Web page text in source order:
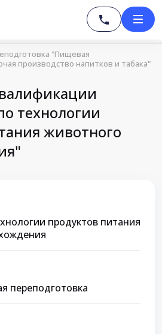
"Пищевая
производство напитков и табака"
технологии
животного
продуктов питания
переподготовка